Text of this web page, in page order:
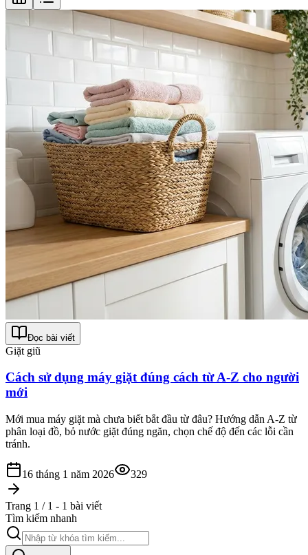
Đọc bài viết
Giặt giũ
Cách sử dụng máy giặt đúng cách từ A-Z cho người
mới
Mới mua máy giặt mà chưa biết bắt đầu từ đâu? Hướng dẫn A-Z từ
phân loại đồ, bỏ nước giặt đúng ngăn, chọn chế độ đến các lỗi cần
tránh.
16 tháng 1 năm 2026 329
Trang 1 / 1 - 1 bài viết
Tìm kiếm nhanh